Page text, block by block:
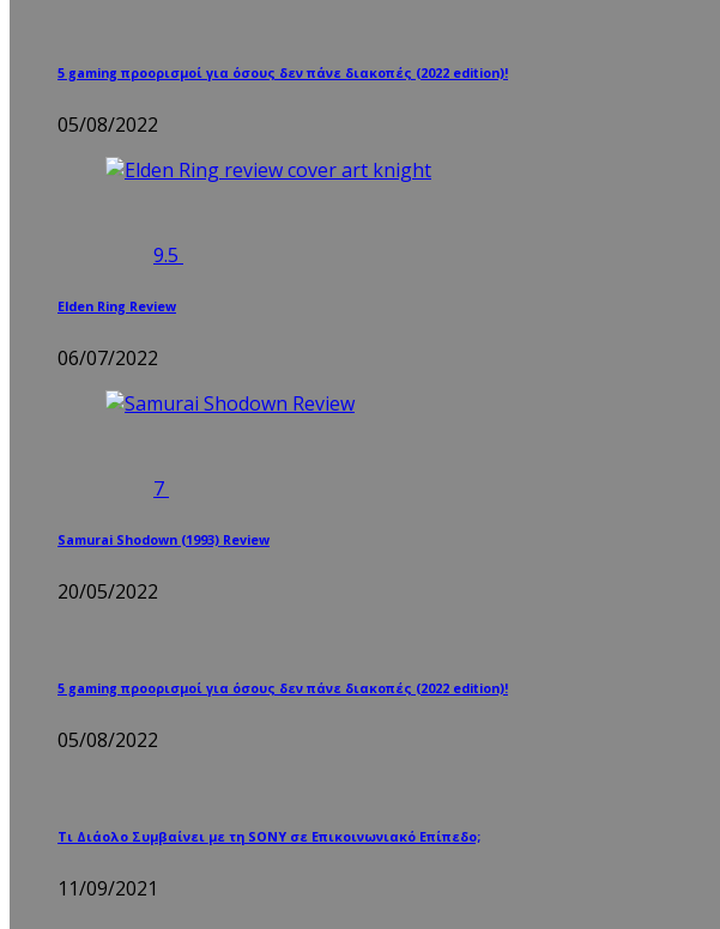
5 gaming προορισμοί για όσους δεν πάνε διακοπές (2022 edition)!
05/08/2022
9.5
Elden Ring Review
06/07/2022
7
Samurai Shodown (1993) Review
20/05/2022
5 gaming προορισμοί για όσους δεν πάνε διακοπές (2022 edition)!
05/08/2022
Τι Διάολο Συμβαίνει με τη SONY σε Επικοινωνιακό Επίπεδο;
11/09/2021